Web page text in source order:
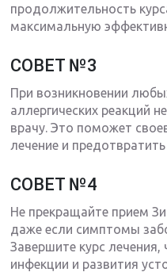
продолжительность
максимальную
СОВЕТ №3
При возникновении
аллергических реакций
врачу. Это поможет
лечение и
СОВЕТ №4
Не прекращайте прием
даже если симптомы
Завершите курс
инфекции и развития